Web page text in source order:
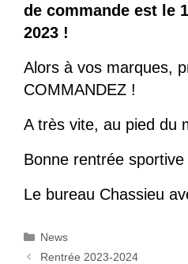
de commande est le
2023 !
Alors à vos marques,
COMMANDEZ !
A très vite, au pied du
Bonne rentrée sportive
Le bureau Chassieu
Catégories
News
Rentrée 2023-2024